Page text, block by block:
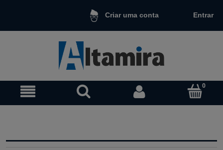
Criar uma conta Entrar